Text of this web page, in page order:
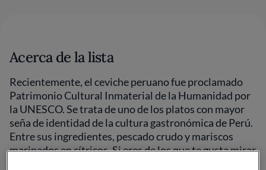
Acerca de la lista
Recientemente, el ceviche peruano fue proclamado
Patrimonio Cultural Inmaterial de la Humanidad por
la UNESCO. Se trata de uno de los platos con mayor
seña de identidad de la cultura gastronómica de Perú.
Entre sus ingredientes, pescado crudo y mariscos
marinados en cítricos. Si eres de los que te gusta mirar